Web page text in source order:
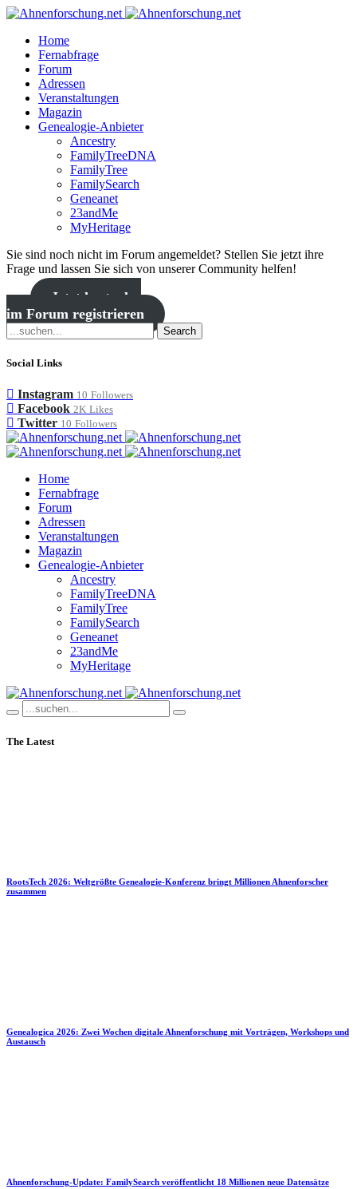
Home
Fernabfrage
Forum
Adressen
Veranstaltungen
Magazin
Genealogie-Anbieter
Ancestry
FamilyTreeDNA
FamilyTree
FamilySearch
Geneanet
23andMe
MyHeritage
Sie sind noch nicht im Forum angemeldet? Stellen Sie jetzt ihre
Frage und lassen Sie sich von unserer Community helfen!
Jetzt kostenlos
im Forum registrieren
Search
Social Links
Instagram 10 Followers
Facebook 2K Likes
Twitter 10 Followers
Home
Fernabfrage
Forum
Adressen
Veranstaltungen
Magazin
Genealogie-Anbieter
Ancestry
FamilyTreeDNA
FamilyTree
FamilySearch
Geneanet
23andMe
MyHeritage
The Latest
RootsTech 2026: Weltgrößte Genealogie-Konferenz bringt Millionen Ahnenforscher
zusammen
Genealogica 2026: Zwei Wochen digitale Ahnenforschung mit Vorträgen, Workshops und
Austausch
Ahnenforschung-Update: FamilySearch veröffentlicht 18 Millionen neue Datensätze